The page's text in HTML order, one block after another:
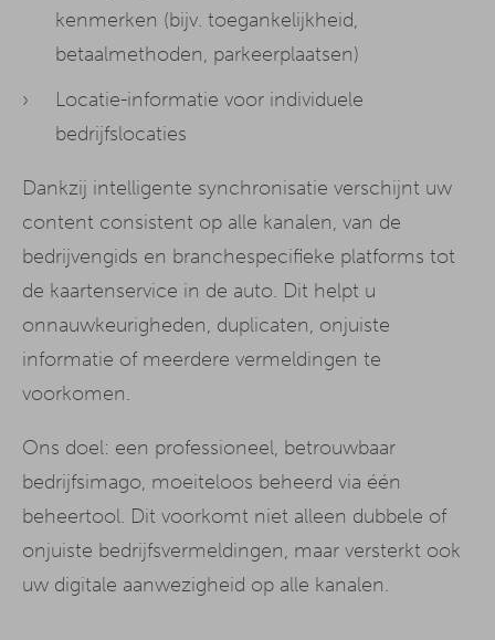
kenmerken (bijv. toegankelijkheid,
betaalmethoden, parkeerplaatsen)
Locatie-informatie voor individuele
bedrijfslocaties
Dankzij intelligente synchronisatie verschijnt uw
content consistent op alle kanalen, van de
bedrijvengids en branchespecifieke platforms tot
de kaartenservice in de auto. Dit helpt u
onnauwkeurigheden, duplicaten, onjuiste
informatie of meerdere vermeldingen te
voorkomen.
Ons doel: een professioneel, betrouwbaar
bedrijfsimago, moeiteloos beheerd via één
beheertool. Dit voorkomt niet alleen dubbele of
onjuiste bedrijfsvermeldingen, maar versterkt ook
uw digitale aanwezigheid op alle kanalen.